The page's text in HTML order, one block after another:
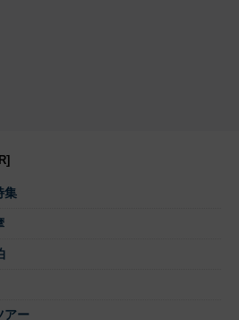
集
アー